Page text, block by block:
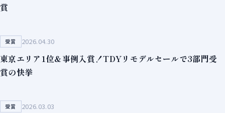
賞
受賞 2026.04.30
東京エリア1位＆事例入賞！TDYリモデルセールで3部門受
賞の快挙
受賞 2026.03.03